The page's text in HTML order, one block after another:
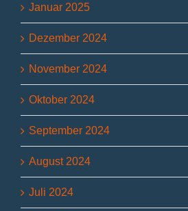
Januar 2025
Dezember 2024
November 2024
Oktober 2024
September 2024
August 2024
Juli 2024